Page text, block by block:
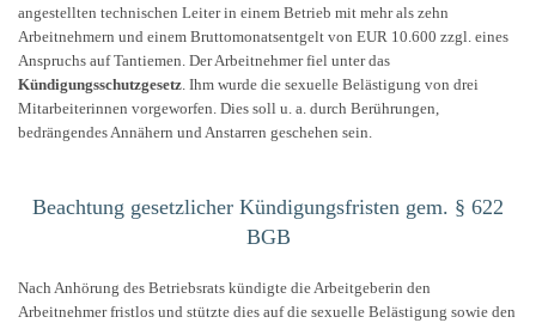
angestellten technischen Leiter in einem Betrieb mit mehr als zehn
Arbeitnehmern und einem Bruttomonatsentgelt von EUR 10.600 zzgl. eines
Anspruchs auf Tantiemen. Der Arbeitnehmer fiel unter das
Kündigungsschutzgesetz. Ihm wurde die sexuelle Belästigung von drei
Mitarbeiterinnen vorgeworfen. Dies soll u. a. durch Berührungen,
bedrängendes Annähern und Anstarren geschehen sein.
Beachtung gesetzlicher Kündigungsfristen gem. § 622
BGB
Nach Anhörung des Betriebsrats kündigte die Arbeitgeberin den
Arbeitnehmer fristlos und stützte dies auf die sexuelle Belästigung sowie den